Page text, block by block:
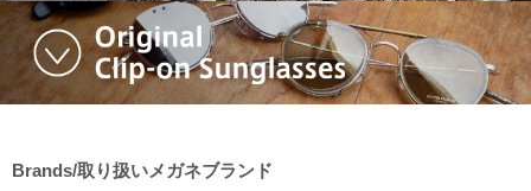
Brands/取り扱いメガネブランド